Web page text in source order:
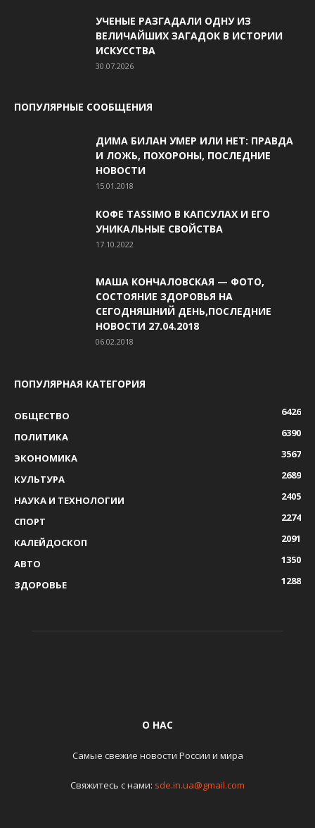
УЧЕНЫЕ РАЗГАДАЛИ ОДНУ ИЗ
ВЕЛИЧАЙШИХ ЗАГАДОК В ИСТОРИИ
ИСКУССТВА
30.07.2026
ПОПУЛЯРНЫЕ СООБЩЕНИЯ
ДИМА БИЛАН УМЕР ИЛИ НЕТ: ПРАВДА
И ЛОЖЬ, ПОХОРОНЫ, ПОСЛЕДНИЕ
НОВОСТИ
15.01.2018
КОФЕ TASSIMO В КАПСУЛАХ И ЕГО
УНИКАЛЬНЫЕ СВОЙСТВА
17.10.2022
МАША КОНЧАЛОВСКАЯ — ФОТО,
СОСТОЯНИЕ ЗДОРОВЬЯ НА
СЕГОДНЯШНИЙ ДЕНЬ,ПОСЛЕДНИЕ
НОВОСТИ 27.04.2018
06.02.2018
ПОПУЛЯРНАЯ КАТЕГОРИЯ
ОБЩЕСТВО
6426
ПОЛИТИКА
6390
ЭКОНОМИКА
3567
КУЛЬТУРА
2689
НАУКА И ТЕХНОЛОГИИ
2405
СПОРТ
2274
КАЛЕЙДОСКОП
2091
АВТО
1350
ЗДОРОВЬЕ
1288
О НАС
Самые свежие новости России и мира
Свяжитесь с нами: sde.in.ua@gmail.com